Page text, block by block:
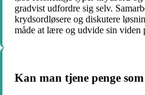
gradvist udfordre sig selv.
krydsordløsere og diskutere
måde at lære og udvide sin viden
Kan man tjene penge